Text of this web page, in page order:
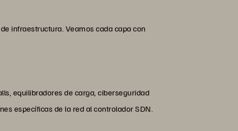
infraestructura. Veamos cada capa con
equilibradores de carga, ciberseguridad
específicas de la red al controlador SDN.